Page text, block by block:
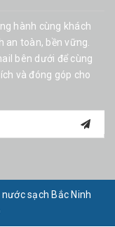
hành cùng khách
an toàn, bền vững.
bên dưới để cùng
và đóng góp cho
sạch Bắc Ninh